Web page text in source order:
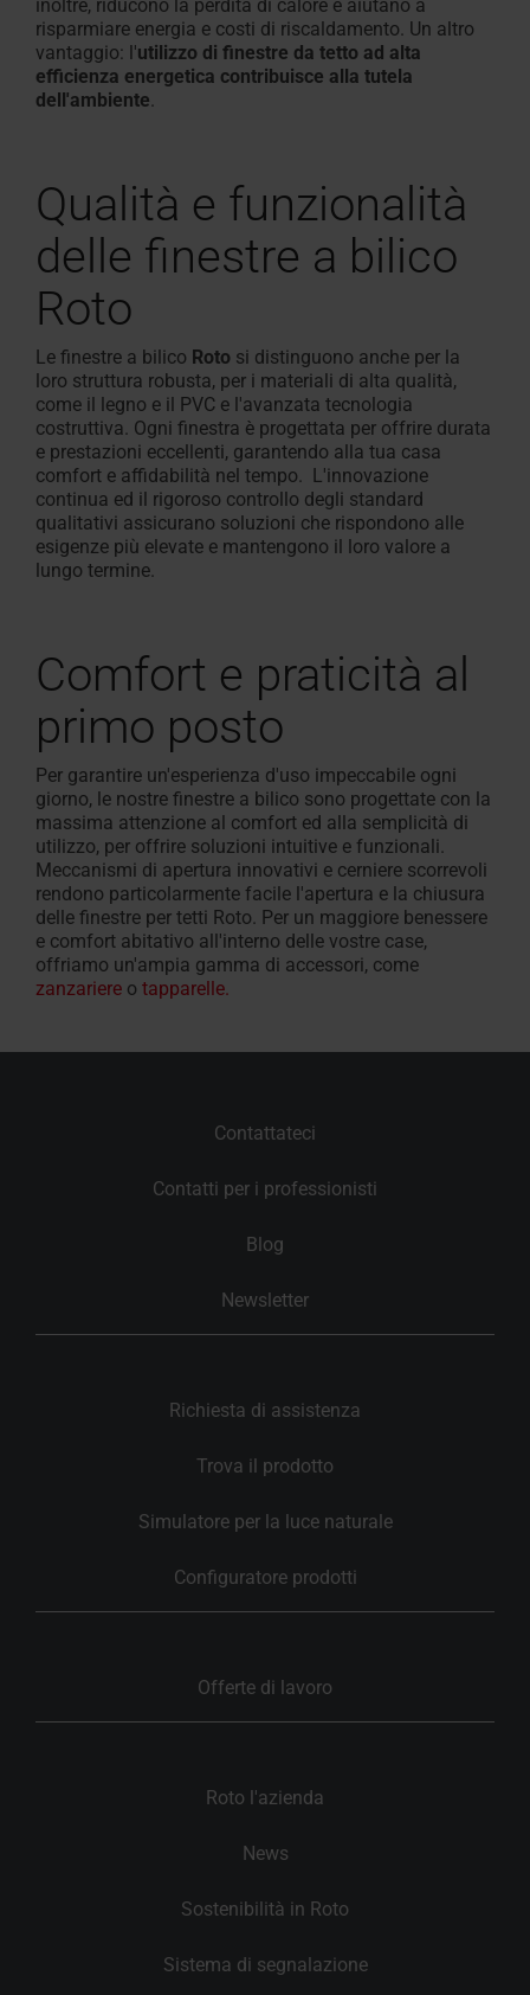
inoltre, riducono la perdita di calore e aiutano a
risparmiare energia e costi di riscaldamento. Un altro
vantaggio: l'utilizzo di finestre da tetto ad alta
efficienza energetica contribuisce alla tutela
dell'ambiente.
Qualità e funzionalità
delle finestre a bilico
Roto
Le finestre a bilico Roto si distinguono anche per la
loro struttura robusta, per i materiali di alta qualità,
come il legno e il PVC e l'avanzata tecnologia
costruttiva. Ogni finestra è progettata per offrire durata
e prestazioni eccellenti, garantendo alla tua casa
comfort e affidabilità nel tempo. L'innovazione
continua ed il rigoroso controllo degli standard
qualitativi assicurano soluzioni che rispondono alle
esigenze più elevate e mantengono il loro valore a
lungo termine.
Comfort e praticità al
primo posto
Per garantire un'esperienza d'uso impeccabile ogni
giorno, le nostre finestre a bilico sono progettate con la
massima attenzione al comfort ed alla semplicità di
utilizzo, per offrire soluzioni intuitive e funzionali.
Meccanismi di apertura innovativi e cerniere scorrevoli
rendono particolarmente facile l'apertura e la chiusura
delle finestre per tetti Roto. Per un maggiore benessere
e comfort abitativo all'interno delle vostre case,
offriamo un'ampia gamma di accessori, come
zanzariere o tapparelle.
Contattateci
Contatti per i professionisti
Blog
Newsletter
Richiesta di assistenza
Trova il prodotto
Simulatore per la luce naturale
Configuratore prodotti
Offerte di lavoro
Roto l'azienda
News
Sostenibilità in Roto
Sistema di segnalazione